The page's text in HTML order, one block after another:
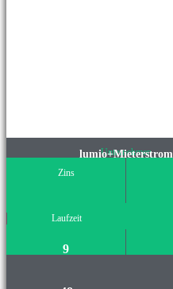
Unternehmen
lumio+Mieterstrom
Zins
Laufzeit
9